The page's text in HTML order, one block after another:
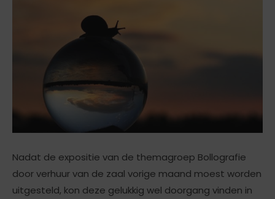
Nadat de expositie van de themagroep Bollografie
door verhuur van de zaal vorige maand moest worden
uitgesteld, kon deze gelukkig wel doorgang vinden in